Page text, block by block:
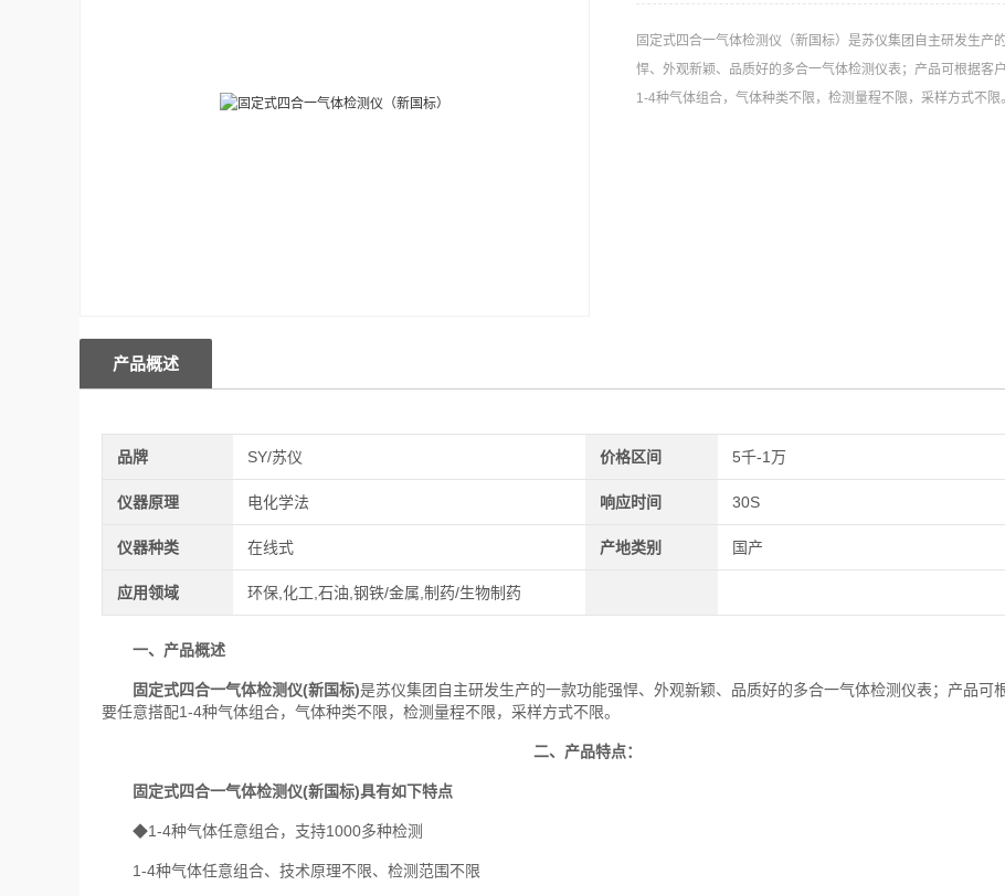
固定式四合一气体检测仪（新国标）是苏仪集团自主研发生产
悍、外观新颖、品质好的多合一气体检测仪表；产品可根据客
1-4种气体组合，气体种类不限，检测量程不限，采样方式不限。
产品概述
品牌 SY/苏仪 价格区间 5千-1万
仪器原理 电化学法 响应时间 30S
仪器种类 在线式 产地类别 国产
应用领域 环保,化工,石油,钢铁/金属,制药/生物制药
一、产品概述
固定式四合一气体检测仪(新国标)是苏仪集团自主研发生产的一款功能强悍、外观新颖、品质好的多合一气体检测仪表；产品可
要任意搭配1-4种气体组合，气体种类不限，检测量程不限，采样方式不限。
二、产品特点：
固定式四合一气体检测仪(新国标)具有如下特点
◆1-4种气体任意组合，支持1000多种检测
1-4种气体任意组合、技术原理不限、检测范围不限